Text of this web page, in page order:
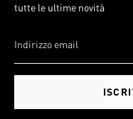
tutte le ultime novità